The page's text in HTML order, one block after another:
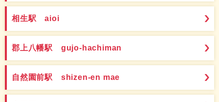
相生駅 aioi
郡上八幡駅 gujo-hachiman
自然園前駅 shizen-en mae